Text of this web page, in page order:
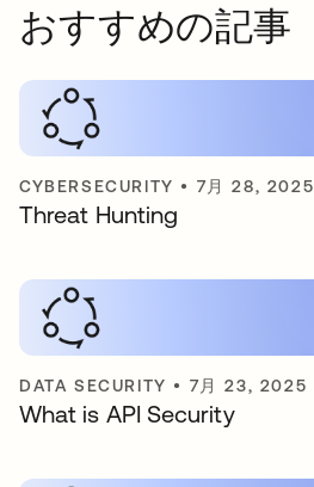
おすすめの記事
CYBERSECURITY • 7月 28, 2025
Threat Hunting
DATA SECURITY • 7月 23, 2025
What is API Security